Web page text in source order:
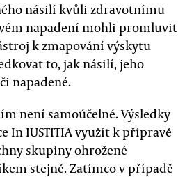
násilí kvůli zdravotnímu
napadení mohli promluvit
k zmapování výskytu
to, jak násilí, jeho
napadené.
není samoúčelné. Výsledky
In IUSTITIA využít k přípravě
skupiny ohrožené
stejně. Zatímco v případě